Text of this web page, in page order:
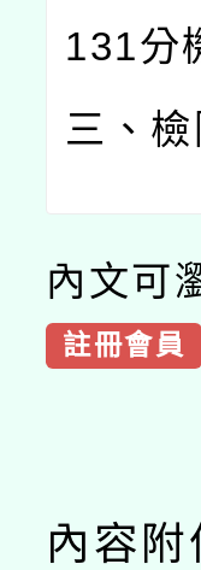
131分
三、
內文可
註冊會員
內容